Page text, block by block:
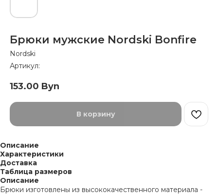
Брюки мужские Nordski Bonfire
Nordski
Артикул:
153.00 Byn
В корзину
Описание
Характеристики
Доставка
Таблица размеров
Описание
Брюки изготовлены из высококачественного материала -